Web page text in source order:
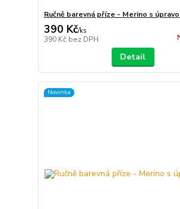
Ručně barevná příze - Merino s
390 Kč/ks
390 Kč bez DPH
Detail
Novinka